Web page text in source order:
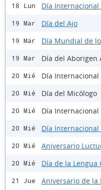
18 Lun Día
19 Mar Día del Ajo
19 Mar Día Mundial de
19 Mar Día del Aborigen
20 Mié Día Internacional
20 Mié Día del Micólogo
20 Mié Día Internacional
20 Mié Día
20 Mié Aniversario
20 Mié Día de la Lengua
21 Jue Aniversario de la